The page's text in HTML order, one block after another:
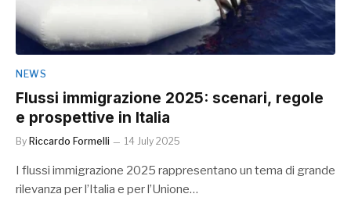
NEWS
Flussi immigrazione 2025: scenari, regole
e prospettive in Italia
By Riccardo Formelli 14 July 2025
I flussi immigrazione 2025 rappresentano un tema di grande
rilevanza per l’Italia e per l’Unione…